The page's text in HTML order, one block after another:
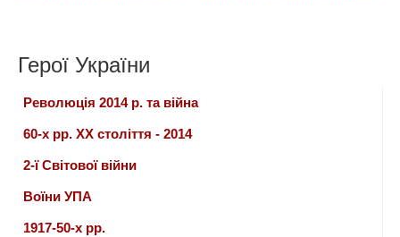
Герої України
Революція 2014 р. та війна
60-х рр. ХХ століття - 2014
2-ї Світової війни
Воїни УПА
1917-50-х рр.